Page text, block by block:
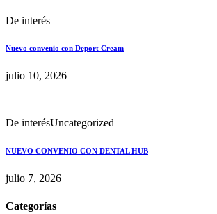
De interés
Nuevo convenio con Deport Cream
julio 10, 2026
De interésUncategorized
NUEVO CONVENIO CON DENTAL HUB
julio 7, 2026
Categorías